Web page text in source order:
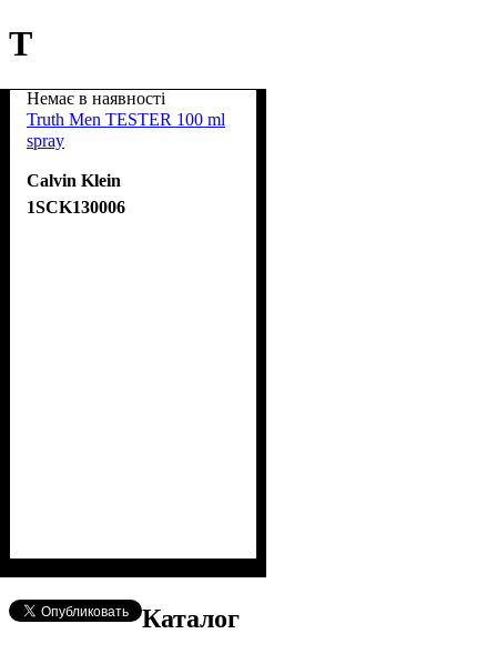
T
Немає в наявності
Truth Men TESTER 100 ml
spray
Calvin Klein
1SCK130006
Каталог